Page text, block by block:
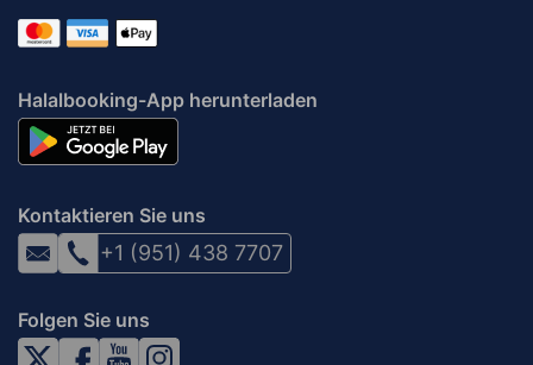
Halalbooking-App herunterladen
Kontaktieren Sie uns
+1 (951) 438 7707
Folgen Sie uns